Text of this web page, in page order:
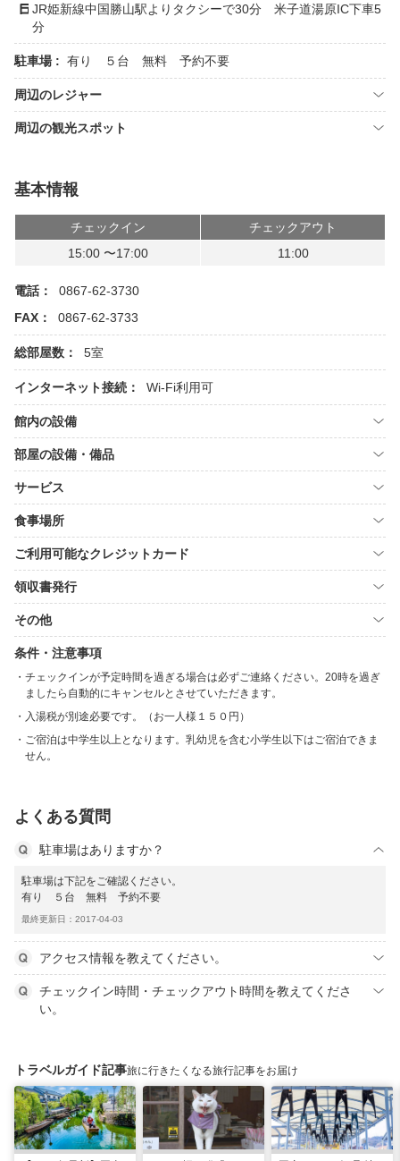
JR姫新線中国勝山駅よりタクシーで30分 米子道湯原IC下車5
分
駐車場 : 有り ５台 無料 予約不要
周辺のレジャー
周辺の観光スポット
基本情報
チェックイン
チェックアウト
15:00 〜17:00
11:00
電話：
0867-62-3730
FAX：
0867-62-3733
総部屋数： 5室
インターネット接続： Wi-Fi利用可
館内の設備
部屋の設備・備品
サービス
食事場所
ご利用可能なクレジットカード
領収書発行
その他
条件・注意事項
チェックインが予定時間を過ぎる場合は必ずご連絡ください。20時を過ぎ
ましたら自動的にキャンセルとさせていただきます。
入湯税が別途必要です。（お一人様１５０円）
ご宿泊は中学生以上となります。乳幼児を含む小学生以下はご宿泊できま
せん。
よくある質問
駐車場はありますか？
駐車場は下記をご確認ください。
有り ５台 無料 予約不要
最終更新日：2017-04-03
アクセス情報を教えてください。
チェックイン時間・チェックアウト時間を教えてくださ
い。
トラベルガイド記事旅に行きたくなる旅行記事をお届け